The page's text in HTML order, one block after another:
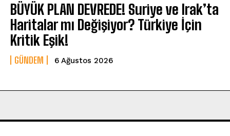
BÜYÜK PLAN DEVREDE! Suriye ve Irak’ta
Haritalar mı Değişiyor? Türkiye İçin
Kritik Eşik!
GÜNDEM 6 Ağustos 2026